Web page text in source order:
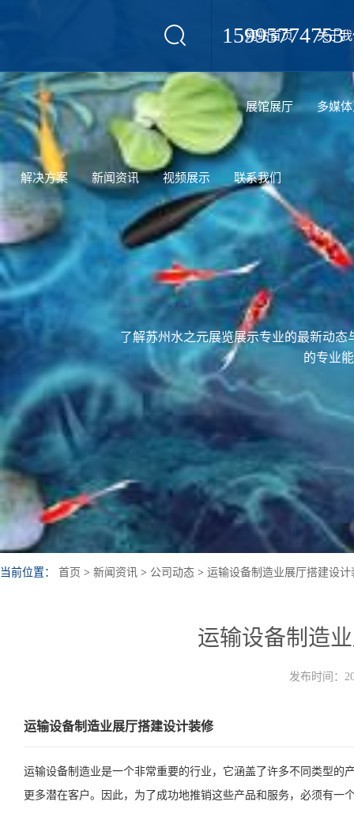
15995774753
网站首页 关于
展馆展厅 多媒
解决方案 新闻资讯 视频展示 联系我们
了解苏州水之元展览展示专业的最新动
的专业
当前位置： 首页 > 新闻资讯 > 公司动态 > 运输设备制造业展厅搭建设计
运输设备制造
发布时间：
运输设备制造业展厅搭建设计装修
运输设备制造业是一个非常重要的行业，它涵盖了许多不同类型
更多潜在客户。因此，为了成功地推销这些产品和服务，必须有一